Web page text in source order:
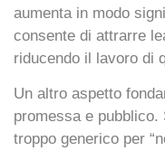
aumenta in modo
consente di attrarre
riducendo il lavoro di
Un altro aspetto
promessa e pubblico.
troppo generico per